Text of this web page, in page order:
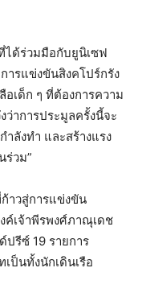
ได้ร่วมมือกับยูนิเซฟ
ารแข่งขันสิงคโปร์กรัง
เด็ก ๆ ที่ต้องการความ
าการประมูลครั้งนี้จะ
ลังทำ และสร้างแรง
ร่วม”
าวสู่การแข่งขัน
ค์เจ้าพีรพงศ์ภาณุเดช
ปรีซ์ 19 รายการ
ป็นทั้งนักเดินเรือ